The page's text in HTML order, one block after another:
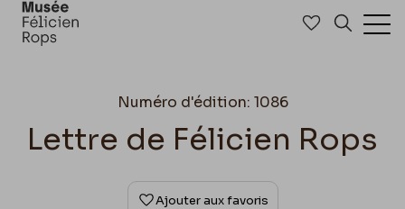
Accéder à
Numéro d'édition: 1086
Lettre de Félicien Rops
Ajouter aux favoris